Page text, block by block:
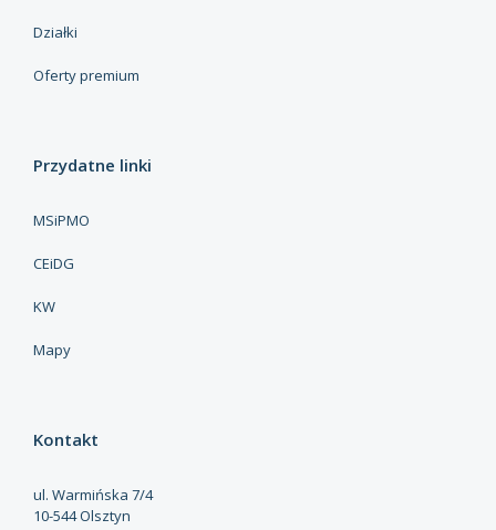
Działki
Oferty premium
Przydatne linki
MSiPMO
CEiDG
KW
Mapy
Kontakt
ul. Warmińska 7/4
10-544 Olsztyn